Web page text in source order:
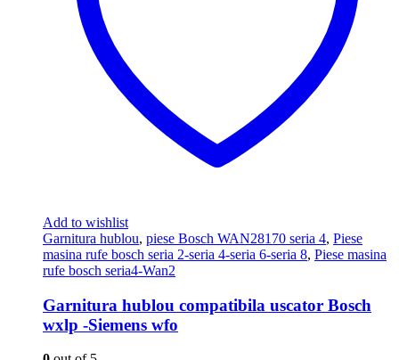
Add to wishlist
Garnitura hublou, piese Bosch WAN28170 seria 4, Piese
masina rufe bosch seria 2-seria 4-seria 6-seria 8, Piese masina
rufe bosch seria4-Wan2
Garnitura hublou compatibila uscator Bosch
wxlp -Siemens wfo